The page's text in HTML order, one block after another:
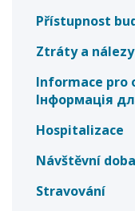
Přístupnost
Ztráty a nálezy
Informace pro
Інформація
Hospitalizace
Návštěvní doba
Stravování